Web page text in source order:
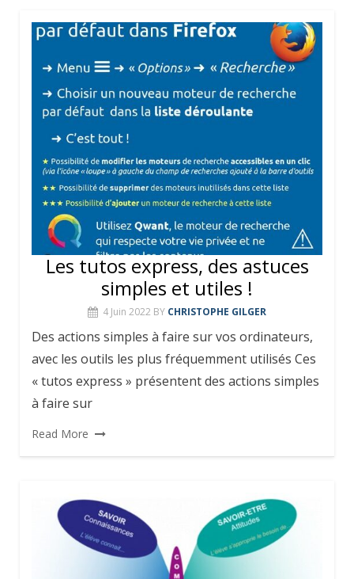
Les tutos express, des astuces
simples et utiles !
4 Juin 2022 BY CHRISTOPHE GILGER
Des actions simples à faire sur vos ordinateurs,
avec les outils les plus fréquemment utilisés Ces
« tutos express » présentent des actions simples
à faire sur
Read More